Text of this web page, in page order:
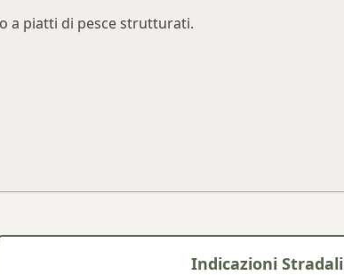
a piatti di pesce strutturati.
Indicazioni Stradali